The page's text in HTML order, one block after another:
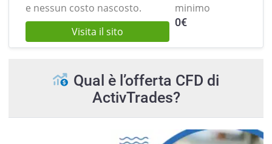
e nessun costo nascosto.
Visita il sito
minimo
0€
Qual è l’offerta CFD di
ActivTrades?